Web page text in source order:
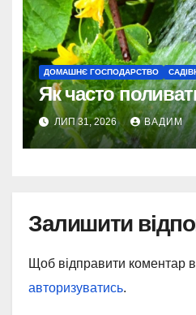
ДОМАШНЄ ГОСПОДАРСТВО
Як часто
ЛИП 31, 2026 ВАДИМ
Залишити
Щоб відправити коментар
авторизуватись.